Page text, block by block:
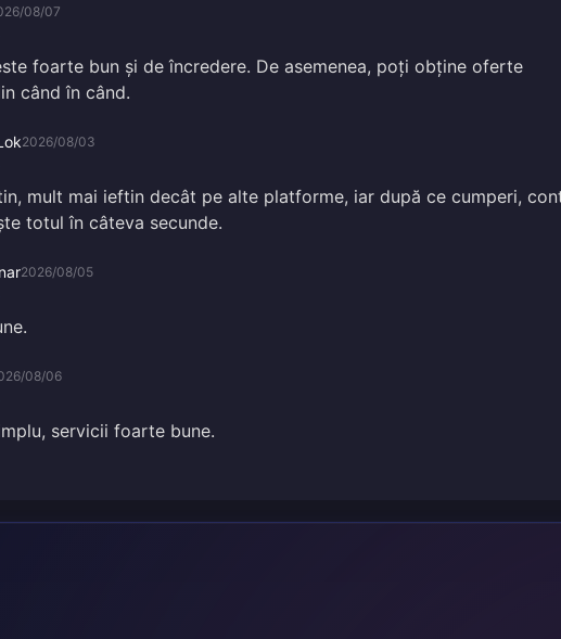
08/07
foarte bun și de încredere. De asemenea, poți obține oferte
când în când.
2026/08/03
mult mai ieftin decât pe alte platforme, iar după ce cumperi,
totul în câteva secunde.
2026/08/05
08/06
servicii foarte bune.